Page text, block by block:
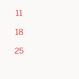
11
18
25